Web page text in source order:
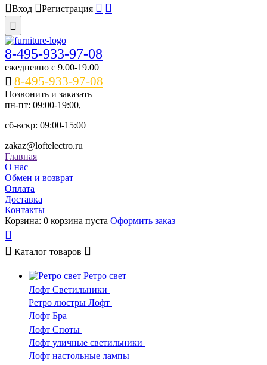
Вход
Регистрация
8-495-933-97-08
ежедневно c 9.00-19.00
8-495-933-97-08
Позвонить и заказать
пн-пт: 09:00-19:00,
сб-вскр: 09:00-15:00
zakaz@loftelectro.ru
Главная
О нас
Обмен и возврат
Оплата
Доставка
Контакты
Корзина: 0 корзина пуста Оформить заказ
Каталог товаров
Ретро свет
Лофт Светильники
Ретро люстры Лофт
Лофт Бра
Лофт Споты
Лофт уличные светильники
Лофт настольные лампы